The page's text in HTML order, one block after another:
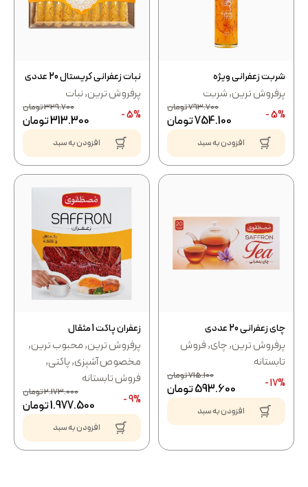
شربت زعفرانی ویژه
پرفروش ترین,شربت
5% -
793.700تومان
754.100تومان
افزودن به سبد
نبات زعفرانی کریستال 20 عددی
پرفروش ترین,نبات
5% -
329.700تومان
313.300تومان
افزودن به سبد
چای زعفرانی 20 عددی
پرفروش ترین,چای,فروش
تابستانه
17% -
715.100تومان
593.600تومان
افزودن به سبد
زعفران پاکت 1 مثقال
پرفروش ترین,محبوب ترین,
مخصوص آشپزی,پاکتی,
فروش تابستانه
9% -
2.173.000تومان
1.977.500تومان
افزودن به سبد